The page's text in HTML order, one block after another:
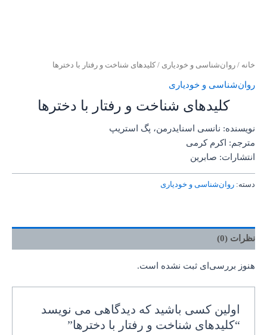
خانه / روان‌‌شناسی و خودیاری / کلیدهای شناخت و رفتار با دخترها
روان‌‌شناسی و خودیاری
کلیدهای شناخت و رفتار با دخترها
نویسنده: نانسی اسنایدرمن، پگ استریپ
مترجم: اکرم کرمی
انتشارات: صابرین
دسته: روان‌‌شناسی و خودیاری
نظرات (0)
هنوز بررسی‌ای ثبت نشده است.
اولین کسی باشید که دیدگاهی می نویسد
“کلیدهای شناخت و رفتار با دخترها”